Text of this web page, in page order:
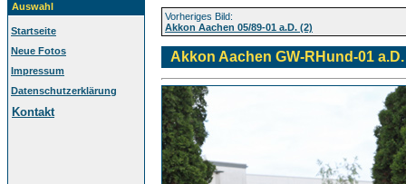
Auswahl
Startseite
Neue Fotos
Impressum
Datenschutzerklärung
Kontakt
Vorheriges Bild:
Akkon Aachen 05/89-01 a.D. (2)
Akkon Aachen GW-RHund-01 a.D.